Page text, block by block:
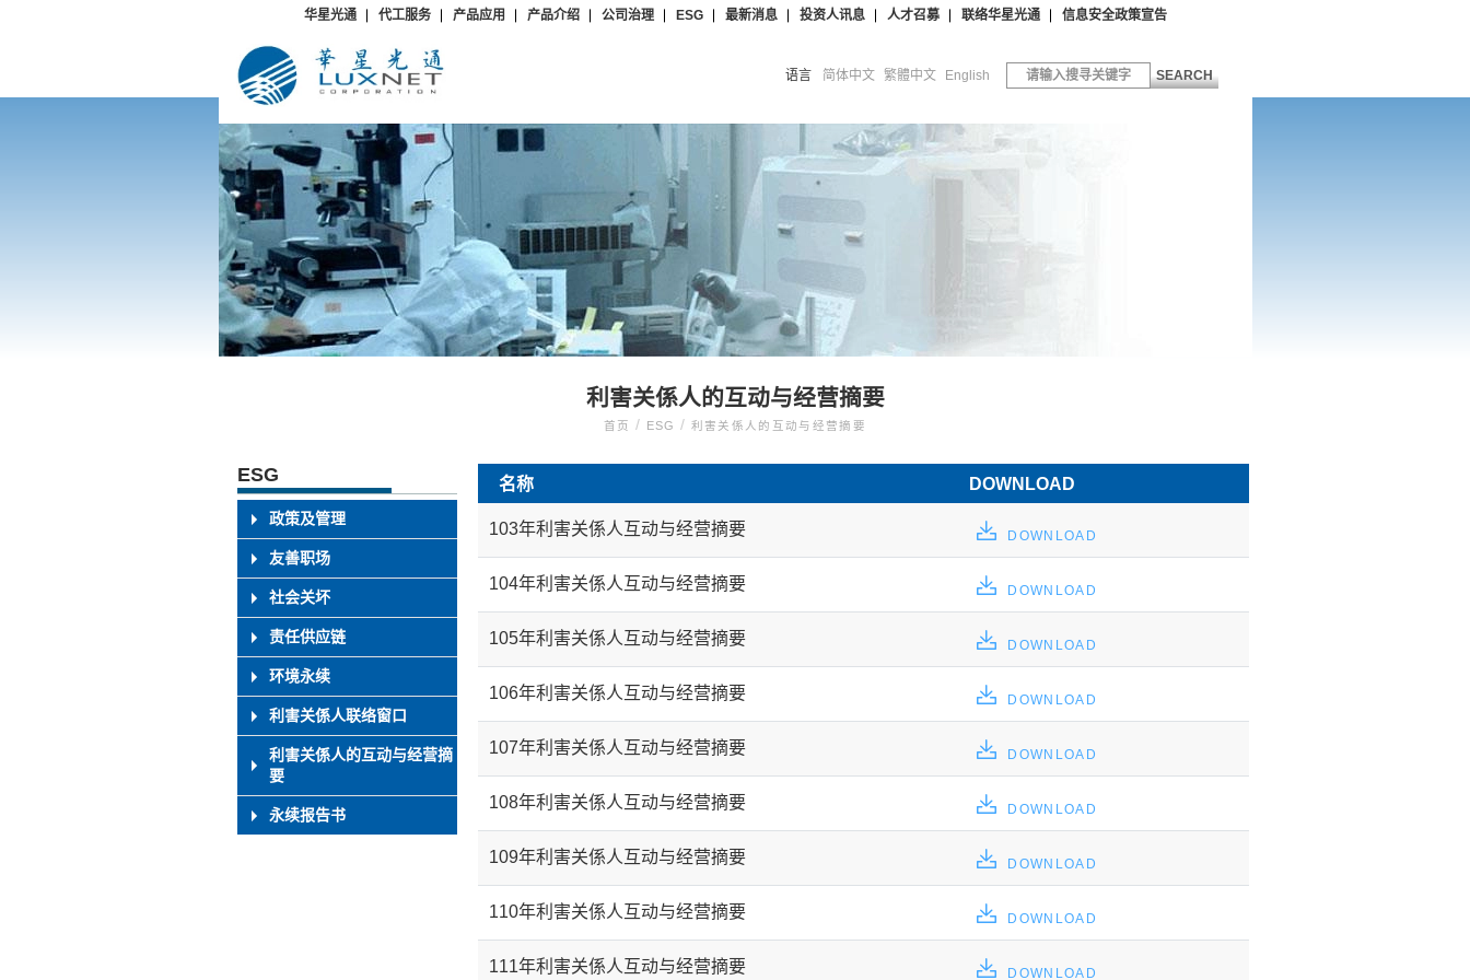
华星光通 代工服务 产品应用 产品介绍 公司治理 ESG 最新消息 投资人讯息 人才召募 联络华星光通 信息安全政策宣告
语言 简体中文 繁體中文 English SEARCH
利害关係人的互动与经营摘要
首页 / ESG / 利害关係人的互动与经营摘要
ESG
政策及管理
友善职场
社会关坏
责任供应链
环境永续
利害关係人联络窗口
利害关係人的互动与经营摘
要
永续报告书
名称 DOWNLOAD
103年利害关係人互动与经营摘要 DOWNLOAD
104年利害关係人互动与经营摘要 DOWNLOAD
105年利害关係人互动与经营摘要 DOWNLOAD
106年利害关係人互动与经营摘要 DOWNLOAD
107年利害关係人互动与经营摘要 DOWNLOAD
108年利害关係人互动与经营摘要 DOWNLOAD
109年利害关係人互动与经营摘要 DOWNLOAD
110年利害关係人互动与经营摘要 DOWNLOAD
111年利害关係人互动与经营摘要 DOWNLOAD